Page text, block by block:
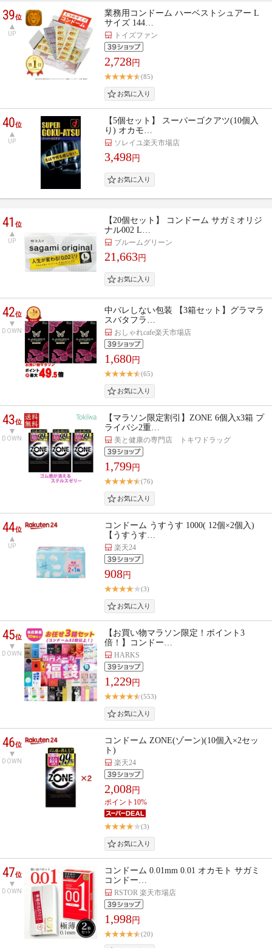
39位
UP
業務用コンドーム ハーベストシュアー L
サイズ 144…
トイズファン
2,728円
(85)
40位
UP
【5個セット】 スーパーゴクアツ(10個入
り) オカモ…
ソレイユ楽天市場店
3,498円
41位
UP
【20個セット】 コンドーム サガミオリジ
ナル002 L…
ブルームグリーン
21,663円
42位
DOWN
中バレしない包装 【3箱セット】グラマラ
スバタフラ…
おしゃれcafe楽天市場店
1,680円
(65)
43位
DOWN
【マラソン限定割引】ZONE 6個入x3箱 プ
ライバシ2重…
美と健康の専門店 トキワドラッグ
1,799円
(76)
44位
UP
コンドーム うすうす 1000( 12個×2個入)
【うすうす…
楽天24
908円
(3)
45位
DOWN
【お買い物マラソン限定！ポイント3
倍！】コンドー…
HARKS
1,229円
(553)
46位
DOWN
コンドーム ZONE(ゾーン)(10個入×2セッ
ト)
楽天24
2,008円
ポイント10%
(3)
47位
DOWN
コンドーム 0.01mm 0.01 オカモト サガミ
コンドー…
RSTOR 楽天市場店
1,998円
(20)